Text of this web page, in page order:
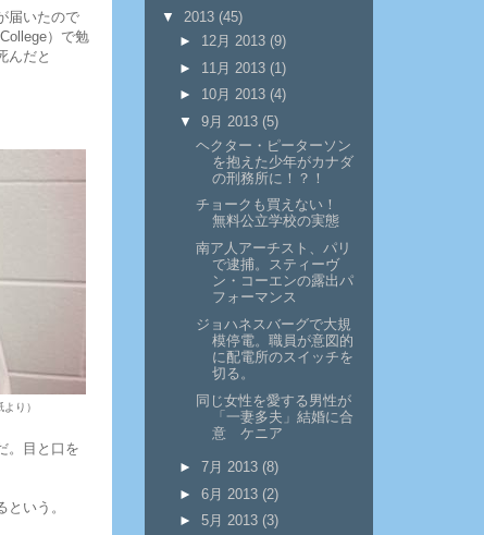
届いたので
）で勉
んだと
り）
。目と口を
いう。
▼ 2013 (45)
► 12月 2013 (9)
► 11月 2013 (1)
► 10月 2013 (4)
▼ 9月 2013 (5)
ヘクター・ピーターソン
を抱えた少年がカナダ
の刑務所に！？！
チョークも買えない！
無料公立学校の実態
南ア人アーチスト、パリ
で逮捕。スティーヴ
ン・コーエンの露出パ
フォーマンス
ジョハネスバーグで大規
模停電。職員が意図的
に配電所のスイッチを
切る。
同じ女性を愛する男性が
「一妻多夫」結婚に合
意 ケニア
► 7月 2013 (8)
► 6月 2013 (2)
► 5月 2013 (3)